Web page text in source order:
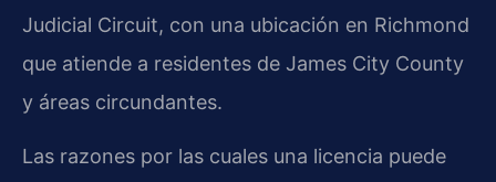
Judicial Circuit, con una ubicación en Richmond
que atiende a residentes de James City County
y áreas circundantes.
Las razones por las cuales una licencia puede